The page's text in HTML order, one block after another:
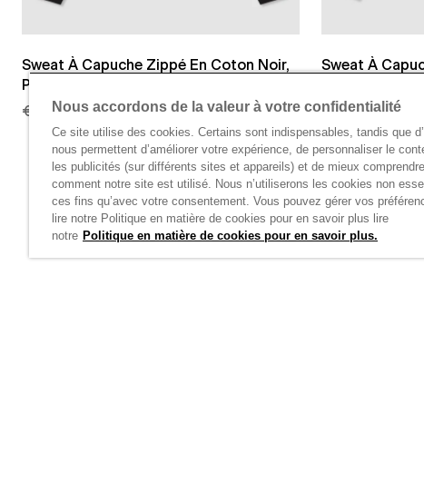
Sweat À Capuche Zippé En Coton Noir,
Poids Intermédiaire
€119,95
Sweat À
€119,95
Nous accordons de la valeur à votre confidentialité
Ce site utilise des cookies. Certains sont indispensables, tandis que
nous permettent d’améliorer votre expérience, de personnaliser le
les publicités (sur différents sites et appareils) et de mieux comprendre
comment notre site est utilisé. Nous n’utiliserons les cookies non
ces fins qu’avec votre consentement. Vous pouvez gérer vos
lire notre Politique en matière de cookies pour en savoir plus lire
notre Politique en matière de cookies pour en savoir plus.